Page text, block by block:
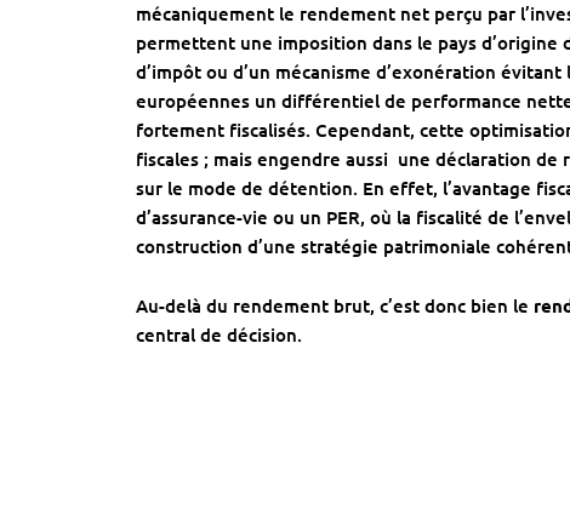
mécaniquement le rendement net perçu par
permettent une imposition dans le pays d’origine
d’impôt ou d’un mécanisme d’exonération
européennes un différentiel de performance
fortement fiscalisés. Cependant, cette
fiscales ; mais engendre aussi une déclaration
sur le mode de détention. En effet, l’avantage
d’assurance-vie ou un PER, où la fiscalité de
construction d’une stratégie patrimoniale
Au-delà du rendement brut, c’est donc bien le
central de décision.